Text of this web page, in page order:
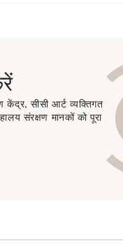
केंद्र, सीसी आर्ट व्यक्तिगत
संरक्षण मानकों को पूरा